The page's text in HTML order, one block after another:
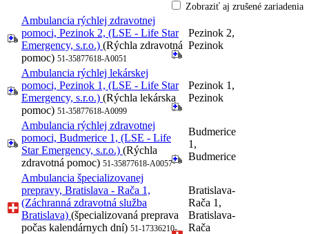
Zobraziť aj zrušené zariadenia
Ambulancia rýchlej zdravotnej
pomoci, Pezinok 2, (LSE - Life Star
Emergency, s.r.o.) (Rýchla zdravotná
pomoc) 51-35877618-A0051
Pezinok 2,
Pezinok
Ambulancia rýchlej lekárskej
pomoci, Pezinok 1, (LSE - Life Star
Emergency, s.r.o.) (Rýchla lekárska
pomoc) 51-35877618-A0099
Pezinok 1,
Pezinok
Ambulancia rýchlej zdravotnej
pomoci, Budmerice 1, (LSE - Life
Star Emergency, s.r.o.) (Rýchla
zdravotná pomoc) 51-35877618-A0057
Budmerice
1,
Budmerice
Ambulancia špecializovanej
prepravy, Bratislava - Rača 1,
(Záchranná zdravotná služba
Bratislava) (špecializovaná preprava
počas kalendárnych dní) 51-17336210-
Bratislava-
Rača 1,
Bratislava-
Rača